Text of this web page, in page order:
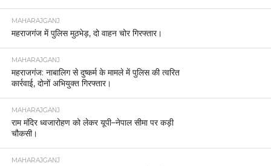
MAHARAJGANJ
महराजगंज में पुलिस मुठभेड़, दो वाहन चोर गिरफ्तार।
MAHARAJGANJ
महराजगंज: नाबालिग से दुष्कर्म के मामले में पुलिस की त्वरित
कार्रवाई, दोनों अभियुक्त गिरफ्तार।
MAHARAJGANJ
राम मंदिर ध्वजारोहण को लेकर यूपी–नेपाल सीमा पर कड़ी
चौकसी।
MAHARAJGANJ